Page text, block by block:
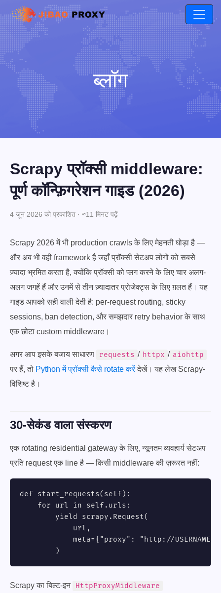
ब्लॉग
Scrapy प्रॉक्सी middleware:
पूर्ण कॉन्फ़िगरेशन गाइड (2026)
4 जून 2026 को प्रकाशित · ≈11 मिनट पढ़ें
Scrapy 2026 में भी production crawls के लिए मेहनती घोड़ा है —
और अब भी वही framework है जहाँ प्रॉक्सी सेटअप लोगों को सबसे
ज़्यादा भ्रमित करता है, क्योंकि प्रॉक्सी को प्लग करने के लिए चार अलग-
अलग जगहें हैं और उनमें से तीन ज़्यादातर प्रोजेक्ट्स के लिए ग़लत हैं। यह
गाइड आपको सही वाली देती है: per-request routing, sticky
sessions, ban detection, और समझदार retry behavior के साथ
एक छोटा custom middleware।
अगर आप इसके बजाय साधारण requests / httpx / aiohttp
पर हैं, तो Python में प्रॉक्सी कैसे rotate करेंदेखें। यह लेख Scrapy-
विशिष्ट है।
30-सेकंड वाला संस्करण
एक rotating residential gateway के लिए, न्यूनतम व्यवहार्य सेटअप
प्रति request एक line है — किसी middleware की ज़रूरत नहीं:
def start_requests(self):
    for url in self.urls:
        yield scrapy.Request(
            url,
            meta={"proxy": "http://USERNAME:
        )
Scrapy का बिल्ट-इन HttpProxyMiddleware